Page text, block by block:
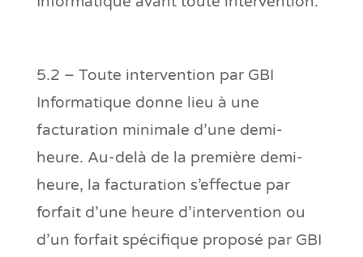
5.2 – Toute intervention par GBI
Informatique donne lieu à une
facturation minimale d’une demi-
heure. Au-delà de la première demi-
heure, la facturation s’effectue par
forfait d’une heure d’intervention ou
d’un forfait spécifique proposé par GBI